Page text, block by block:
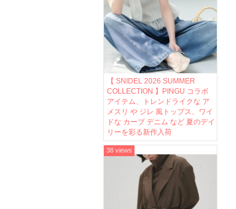
【 SNIDEL 2026 SUMMER
COLLECTION 】PINGU コラボ
アイテム、トレンドライクな ア
メスリ や ジレ 風トップス、ワイ
ドな カーブ デニム など 夏のデイ
リーを彩る新作入荷
38 views